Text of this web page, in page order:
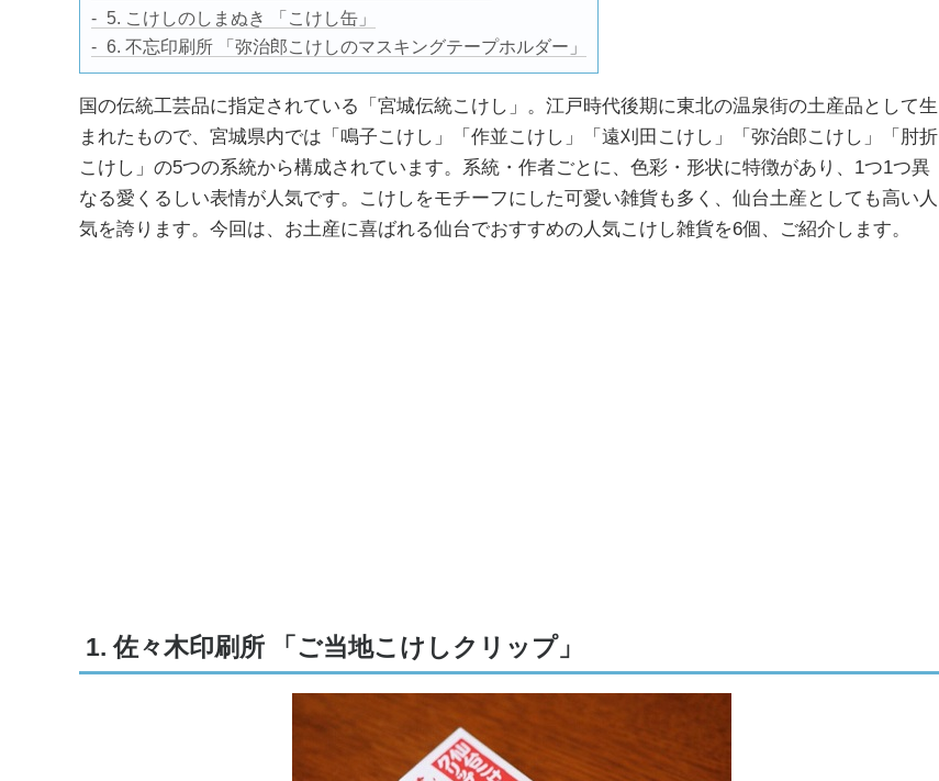
5. こけしのしまぬき 「こけし缶」
6. 不忘印刷所 「弥治郎こけしのマスキングテープホルダー」
国の伝統工芸品に指定されている「宮城伝統こけし」。江戸時代後期に東北の温泉街の土産品として生
まれたもので、宮城県内では「鳴子こけし」「作並こけし」「遠刈田こけし」「弥治郎こけし」「肘折
こけし」の5つの系統から構成されています。系統・作者ごとに、色彩・形状に特徴があり、1つ1つ異
なる愛くるしい表情が人気です。こけしをモチーフにした可愛い雑貨も多く、仙台土産としても高い人
気を誇ります。今回は、お土産に喜ばれる仙台でおすすめの人気こけし雑貨を6個、ご紹介します。
1. 佐々木印刷所 「ご当地こけしクリップ」